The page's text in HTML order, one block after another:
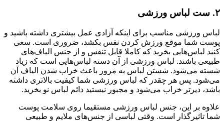
۲. ست لباس ورزشی
لباس ورزشی مناسب برای اینکه آزادی عمل بیشتری داشته باشید و
پوست شما موقع ورزش کردن نفس بکشد، ضروری است. سعی
کنید لباس‌هایی بخرید که کاملا قابل تنفس و از جنس الیاف‌های
طبیعی باشند. لباس ورزشی از آن دسته لباس‌هایی است که زیاد
شسته می‌شود. شستن لباس به مرور باعث خراب شدن الیاف آن
می‌شود. پس هر چقدر که لباس ورزشی شما کیفیت بالاتری داشته
باشد، دیرتر خراب می‌شود و مجبور نیستید دائم لباس نو بخرید.
علاوه بر این، جنس لباس ورزشی مستقیما روی سلامت پوست
شما تاثیرگذار است. وقتی لباسی از جنس‌های ملایم و طبیعی